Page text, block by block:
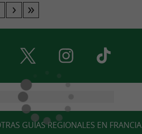
GUÍAS REGIONALES EN FRANCIA